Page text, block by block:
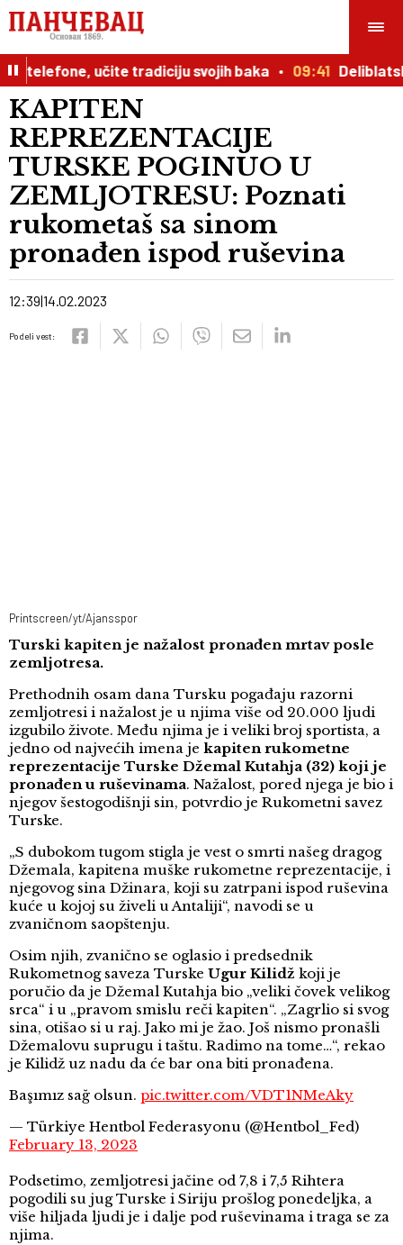
telefone, učite tradiciju svojih baka 09:41 Deliblatska
KAPITEN
REPREZENTACIJE
TURSKE POGINUO U
ZEMLJOTRESU: Poznati
rukometaš sa sinom
pronađen ispod ruševina
12:39 14.02.2023
Podeli vest:
Printscreen/yt/Ajansspor
Turski kapiten je nažalost pronađen mrtav posle
zemljotresa.
Prethodnih osam dana Tursku pogađaju razorni
zemljotresi i nažalost je u njima više od 20.000 ljudi
izgubilo živote. Među njima je i veliki broj sportista, a
jedno od najvećih imena je kapiten rukometne
reprezentacije Turske Džemal Kutahja (32) koji je
pronađen u ruševinama. Nažalost, pored njega je bio i
njegov šestogodišnji sin, potvrdio je Rukometni savez
Turske.
„S dubokom tugom stigla je vest o smrti našeg dragog
Džemala, kapitena muške rukometne reprezentacije, i
njegovog sina Džinara, koji su zatrpani ispod ruševina
kuće u kojoj su živeli u Antaliji“, navodi se u
zvaničnom saopštenju.
Osim njih, zvanično se oglasio i predsednik
Rukometnog saveza Turske Ugur Kilidž koji je
poručio da je Džemal Kutahja bio „veliki čovek velikog
srca“ i u „pravom smislu reči kapiten“. „Zagrlio si svog
sina, otišao si u raj. Jako mi je žao. Još nismo pronašli
Džemalovu suprugu i taštu. Radimo na tome…“, rekao
je Kilidž uz nadu da će bar ona biti pronađena.
Başımız sağ olsun. pic.twitter.com/VDT1NMeAky
— Türkiye Hentbol Federasyonu (@Hentbol_Fed)
February 13, 2023
Podsetimo, zemljotresi jačine od 7,8 i 7,5 Rihtera
pogodili su jug Turske i Siriju prošlog ponedeljka, a
više hiljada ljudi je i dalje pod ruševinama i traga se za
njima.